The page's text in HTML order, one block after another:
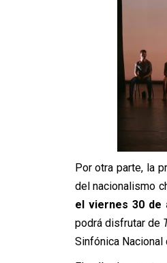
Por otra parte, la
del nacionalismo
el viernes 30 de
podrá disfrutar de
Sinfónica